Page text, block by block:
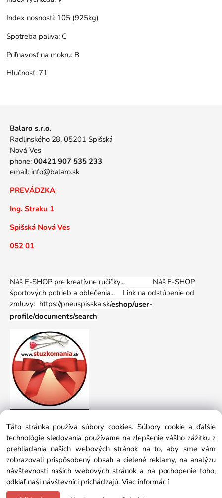
Index nosnosti: 105 (925kg)
Spotreba paliva: C
Priľnavosť na mokru: B
Hlučnosť: 71
Balaro s.r.o.
Radlinského 28, 05201 Spišská
Nová Ves
phone: 00421 907 535 233
email: info@balaro.sk
PREVÁDZKA:
Ing. Straku 1
Spišská Nová Ves
052 01
Náš E-SHOP pre kreatívne ručičky... Náš E-SHOP
športových potrieb a oblečenia... Link na odstúpenie od
zmluvy: https://pneuspisska.sk/eshop/user-
profile/documents/search
Táto stránka používa súbory cookies. Súbory cookie a ďalšie
technológie sledovania používame na zlepšenie vášho zážitku z
prehliadania našich webových stránok na to, aby sme vám
zobrazovali prispôsobený obsah a cielené reklamy, na analýzu
návštevnosti našich webových stránok a na pochopenie toho,
odkiaľ naši návštevníci prichádzajú. Viac informácií